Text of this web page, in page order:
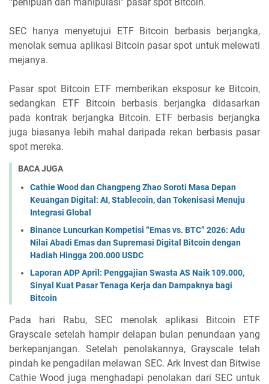
“penipuan dan manipulasi” pasar spot Bitcoin.
SEC hanya menyetujui ETF Bitcoin berbasis berjangka,
menolak semua aplikasi Bitcoin pasar spot untuk melewati
mejanya.
Pasar spot Bitcoin ETF memberikan eksposur ke Bitcoin,
sedangkan ETF Bitcoin berbasis berjangka didasarkan
pada kontrak berjangka Bitcoin. ETF berbasis berjangka
juga biasanya lebih mahal daripada rekan berbasis pasar
spot mereka.
BACA JUGA
Cathie Wood dan Changpeng Zhao Soroti Masa Depan
Keuangan Digital: AI, Stablecoin, dan Tokenisasi Menuju
Integrasi Global
Binance Luncurkan Kompetisi “Emas vs. BTC” 2026: Adu
Nilai Abadi Emas dan Supremasi Digital Bitcoin dengan
Hadiah Hingga 200.000 USDC
Laporan ADP April: Penggajian Swasta AS Naik 109.000,
Sinyal Kuat Pasar Tenaga Kerja dan Dampaknya bagi
Bitcoin
Pada hari Rabu, SEC menolak aplikasi Bitcoin ETF
Grayscale setelah hampir delapan bulan penundaan yang
berkepanjangan. Setelah penolakannya, Grayscale telah
pindah ke pengadilan melawan SEC. Ark Invest dan Bitwise
Cathie Wood juga menghadapi penolakan dari SEC untuk